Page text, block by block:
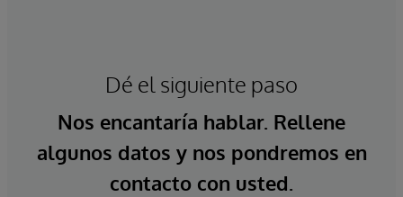
Dé el siguiente paso
Nos encantaría hablar. Rellene
algunos datos y nos pondremos en
contacto con usted.